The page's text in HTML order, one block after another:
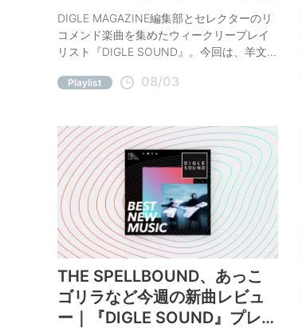
DIGLE MAGAZINE編集部とセレクターのリ
コメンド楽曲を集めたウィークリープレイ
リスト『DIGLE SOUND』。今回は、羊文学
ど、今週の注目曲をコメント付きでご紹
Playlist 08/03
THE SPELLBOUND、あっこ
ゴリラなど今週の新曲レビュ
ー｜『DIGLE SOUND』プレイ